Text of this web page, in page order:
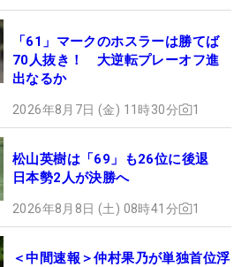
「61」マークのホスラーは勝てば
70人抜き！ 大逆転プレーオフ進
出なるか
2026年8月7日 (金) 11時30分 1
松山英樹は「69」も26位に後退
日本勢2人が決勝へ
2026年8月8日 (土) 08時41分 1
＜中間速報＞仲村果乃が単独首位浮